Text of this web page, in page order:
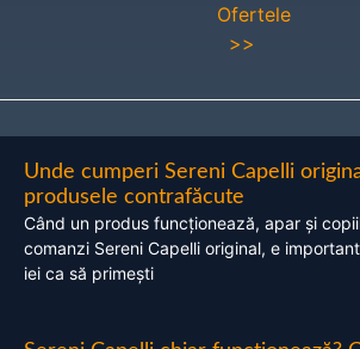
Ofertele
>>
Unde cumperi Sereni Capelli
produsele contrafăcute
Când un produs funcționează, apar și
comanzi Sereni Capelli original, e
iei ca să primești